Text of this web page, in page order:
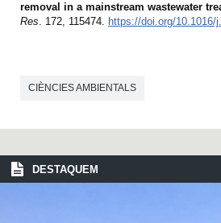
removal in a mainstream wastewater
Res. 172, 115474. https://doi.org/10.1016/
CIÈNCIES AMBIENTALS
DESTAQUEM